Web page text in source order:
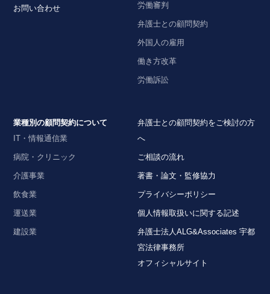
お問い合わせ 労働審判
弁護士との顧問契約
外国人の雇用
働き方改革
労働訴訟
業種別の顧問契約について
IT・情報通信業
病院・クリニック
介護事業
飲食業
運送業
建設業
弁護士との顧問契約をご検討の方
へ
ご相談の流れ
著書・論文・監修協力
プライバシーポリシー
個人情報取扱いに関する記述
弁護士法人ALG&Associates 宇都
宮法律事務所
オフィシャルサイト